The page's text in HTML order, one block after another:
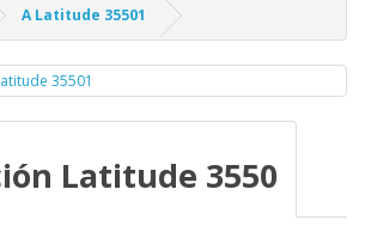
A Latitude 35501
Latitude 3550